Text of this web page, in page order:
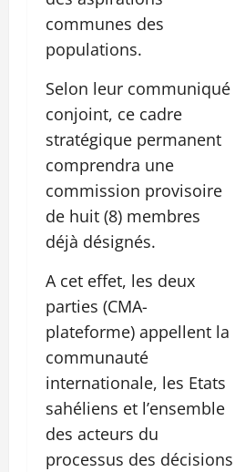
communes des
populations.
Selon leur communiqué
conjoint, ce cadre
stratégique permanent
comprendra une
commission provisoire
de huit (8) membres
déjà désignés.
A cet effet, les deux
parties (CMA-
plateforme) appellent la
communauté
internationale, les Etats
sahéliens et l’ensemble
des acteurs du
processus des décisions